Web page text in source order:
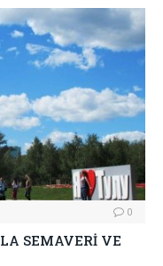
0
SEMAVERİ VE